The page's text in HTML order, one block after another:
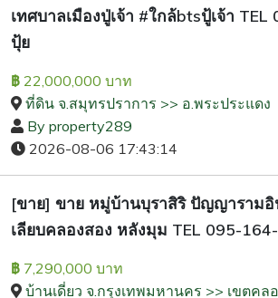
เทศบาลเมืองปู่เจ้า #ใกล้btsปู้เจ้า
ปุ้ย
฿ 22,000,000 บาท
ที่ดิน จ.สมุทรปราการ >> อ.พระประแดง
By property289
2026-08-06 17:43:14
[ขาย] ขาย หมู่บ้านบุราสิริ ปัญญาราม
เลียบคลองสอง หลังมุม TEL 095-
฿ 7,290,000 บาท
บ้านเดี่ยว จ.กรุงเทพมหานคร >> เขตคล